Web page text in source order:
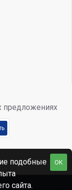
предложениях
OK
подобные
сайта.